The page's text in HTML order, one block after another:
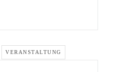
VERANSTALTUNG